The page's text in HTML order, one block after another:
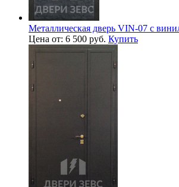
Металлическая дверь VIN-07 с
Цена от: 6 500 руб. Купить